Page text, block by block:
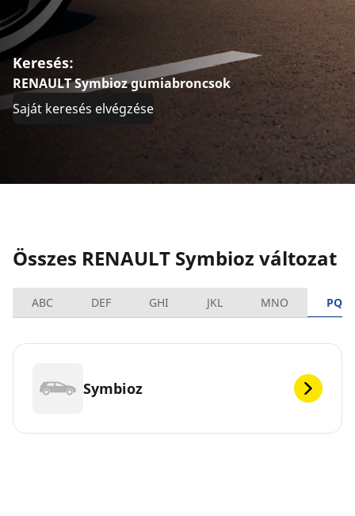
Keresés:
RENAULT Symbioz gumiabroncsok
Saját keresés elvégzése
Összes RENAULT Symbioz változat
ABC DEF GHI JKL MNO PQRS
Symbioz